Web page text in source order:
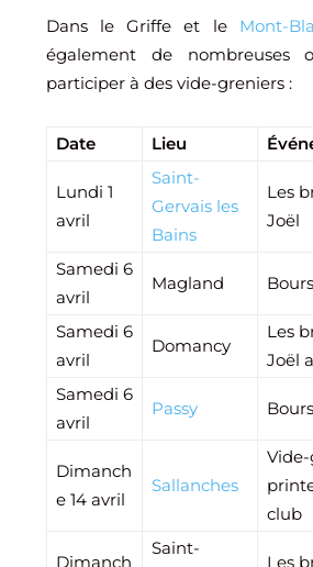
Dans le Griffe et le Mont-
également de nombreuses
participer à des vide-greniers :
Date Lieu
Lundi 1
avril
Saint-
Gervais les
Bains
Les
Joël
Samedi 6
avril
Magland
Samedi 6
avril
Domancy
Les
Joël
Samedi 6
avril
Passy
Dimanch
e 14 avril
Sallanches
club
Dimanch
Saint-
Les